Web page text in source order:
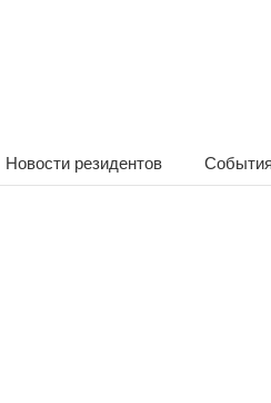
Новости резидентов